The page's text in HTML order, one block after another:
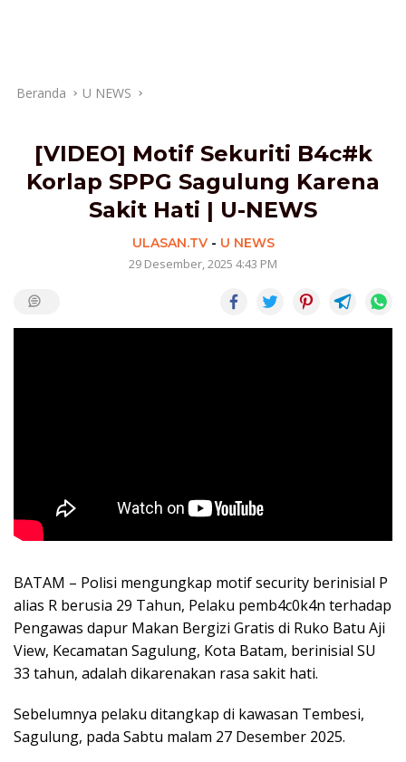
Beranda U NEWS
[VIDEO] Motif Sekuriti B4c#k
Korlap SPPG Sagulung Karena
Sakit Hati | U-NEWS
ULASAN.TV- U NEWS
29 Desember, 2025 4:43 PM
BATAM – Polisi mengungkap motif security berinisial P
alias R berusia 29 Tahun, Pelaku pemb4c0k4n terhadap
Pengawas dapur Makan Bergizi Gratis di Ruko Batu Aji
View, Kecamatan Sagulung, Kota Batam, berinisial SU
33 tahun, adalah dikarenakan rasa sakit hati.
Sebelumnya pelaku ditangkap di kawasan Tembesi,
Sagulung, pada Sabtu malam 27 Desember 2025.